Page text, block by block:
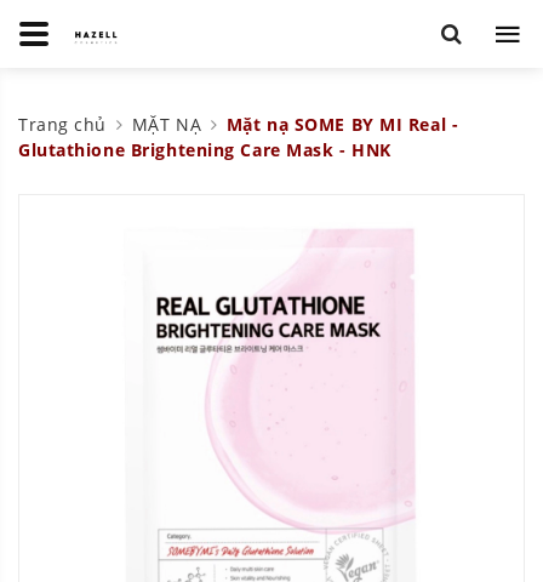
Trang chủ MẶT NẠ
Mặt nạ SOME BY MI Real -
Glutathione Brightening Care Mask - HNK